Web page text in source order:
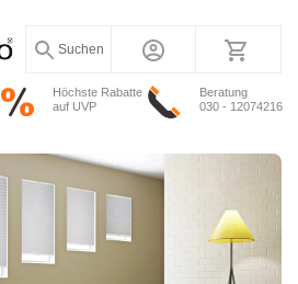
Höchste Rabatte
auf UVP
Beratung
030 - 12074216
Suchen